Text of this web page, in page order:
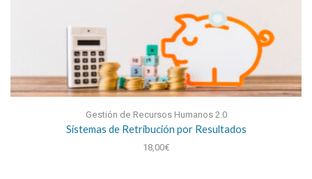
Gestión de Recursos Humanos 2.0
Sistemas de Retribución por Resultados
18,00€